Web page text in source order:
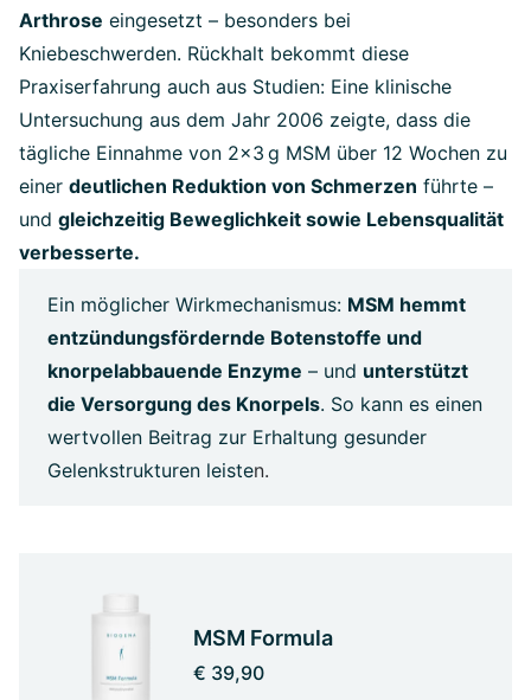
Arthrose eingesetzt – besonders bei
Kniebeschwerden. Rückhalt bekommt diese
Praxiserfahrung auch aus Studien: Eine klinische
Untersuchung aus dem Jahr 2006 zeigte, dass die
tägliche Einnahme von 2×3 g MSM über 12 Wochen zu
einer deutlichen Reduktion von Schmerzen führte –
und gleichzeitig Beweglichkeit sowie Lebensqualität
verbesserte.
Ein möglicher Wirkmechanismus: MSM hemmt
entzündungsfördernde Botenstoffe und
knorpelabbauende Enzyme – und unterstützt
die Versorgung des Knorpels. So kann es einen
wertvollen Beitrag zur Erhaltung gesunder
Gelenkstrukturen leisten.
MSM Formula
€ 39,90